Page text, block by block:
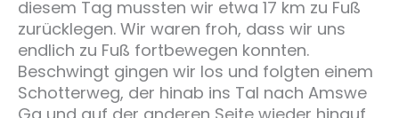
diesem Tag mussten wir etwa 17 km zu Fuß
zurücklegen. Wir waren froh, dass wir uns
endlich zu Fuß fortbewegen konnten.
Beschwingt gingen wir los und folgten einem
Schotterweg, der hinab ins Tal nach Amswe